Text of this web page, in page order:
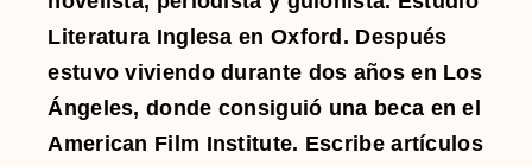
Literatura Inglesa en Oxford. Después
estuvo viviendo durante dos años en Los
Ángeles, donde consiguió una beca en el
American Film Institute. Escribe artículos